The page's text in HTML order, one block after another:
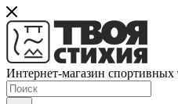
Интернет-магазин спортивных